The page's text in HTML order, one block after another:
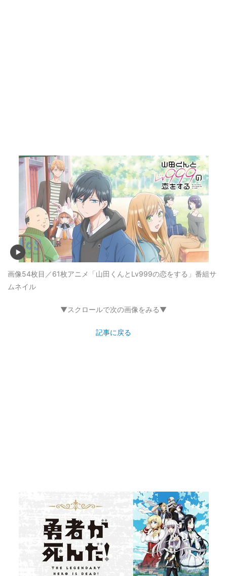
画像54枚目／61枚アニメ「山田くんとLv999の恋をする」番組サ
ムネイル
▼スクロールで次の画像をみる▼
記事に戻る